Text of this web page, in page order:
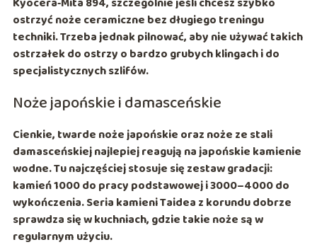
ostrzyć noże ceramiczne bez długiego treningu
techniki. Trzeba jednak pilnować, aby nie używać takich
ostrzałek do ostrzy o bardzo grubych klingach i do
specjalistycznych szlifów.
Noże japońskie i damasceńskie
Cienkie, twarde noże japońskie oraz noże ze stali
damasceńskiej najlepiej reagują najapońskie kamienie
wodne. Tu najczęściej stosuje się zestaw gradacji:
kamień1000do pracy podstawowej i3000–4000do
wykończenia. Seria kamieniTaidea z korundu dobrze
sprawdza się w kuchniach, gdzie takie noże są w
regularnym użyciu.